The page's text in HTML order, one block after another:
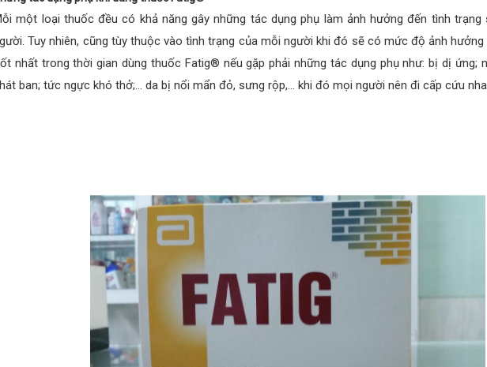
một loại thuốc đều có khả năng gây những tác dụng phụ làm ảnh hưởng đến tình
Tuy nhiên, cũng tùy thuộc vào tình trạng của mỗi người khi đó sẽ có mức độ ảnh hưởng
nhất trong thời gian dùng thuốc Fatig® nếu gặp phải những tác dụng phụ như: bị dị ứng;
ban; tức ngực khó thở;… da bị nổi mẩn đỏ, sưng rộp,… khi đó mọi người nên đi cấp cứu